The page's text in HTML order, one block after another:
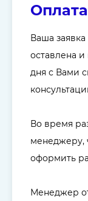
Ваша заявка
оставлена
дня с Вами
Во время
менеджеру,
оформить
Менеджер